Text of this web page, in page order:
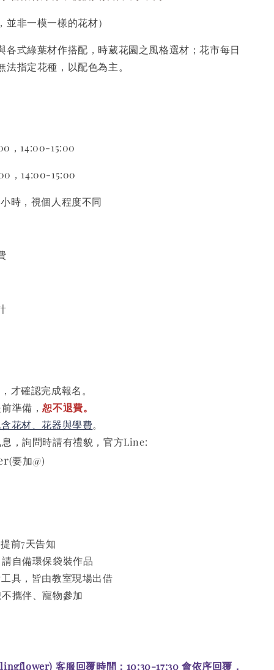
非一模一樣的花材）
各式綠葉材作搭配，時葳花園之風格選材；花市每日
法指定花種，以配色為主。
，14:00-15:00
，14:00-15:00
時，視個人程度不同
才確認完成報名。
準備，恕不退費。
花材、花器與學費。
，詢問時請有禮貌，官方Line:
(要加@)
前7天告知
自備環保袋裝作品
具，皆由教室現場出借
攜伴、寵物參加
客服回覆時間：10:30-17:30 會依序回覆，